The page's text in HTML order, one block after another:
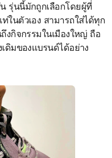
รุ่นนี้มักถูกเลือกโดยผู้ที่
ในตัวเอง สามารถใส่ได้ทุก
งกิจกรรมในเมืองใหญ่ ถือ
ดิมของแบรนด์ได้อย่าง